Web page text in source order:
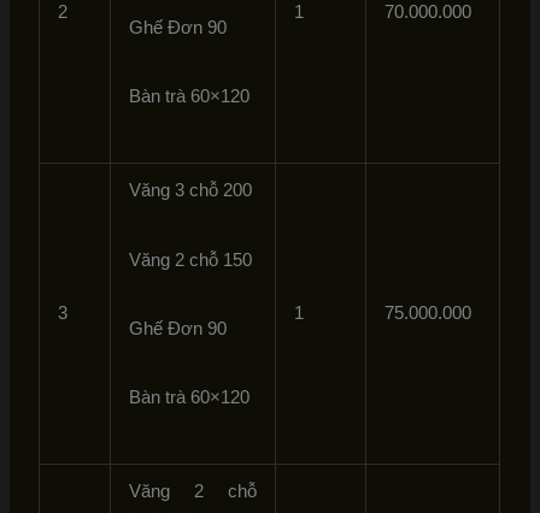
2
Ghế Đơn 90
Bàn trà 60×120
1 70.000.000
3
Văng 3 chỗ 200
Văng 2 chỗ 150
Ghế Đơn 90
Bàn trà 60×120
1 75.000.000
Văng 2 chỗ